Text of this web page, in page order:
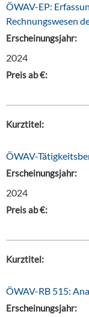
ÖWAV-EP:
Rechnungswesen
Erscheinungsjahr:
2024
Preis ab €:
Kurztitel:
ÖWAV-
Erscheinungsjahr:
2024
Preis ab €:
Kurztitel:
ÖWAV-RB 515:
Erscheinungsjahr: